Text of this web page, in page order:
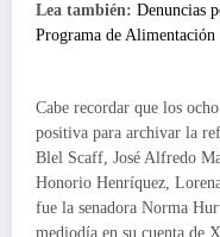
Lea también: Denuncias
Programa de Alimentación
Cabe recordar que los
positiva para archivar la
Blel Scaff, José Alfredo
Honorio Henríquez,
fue la senadora Norma
mediodía en su cuenta de